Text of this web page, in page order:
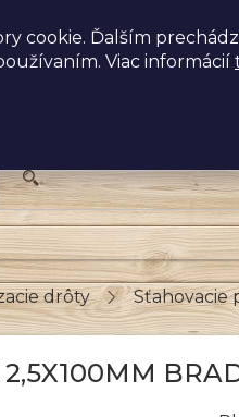
cookie. Ďalším
Viac informácií
drôty Sťahovacie